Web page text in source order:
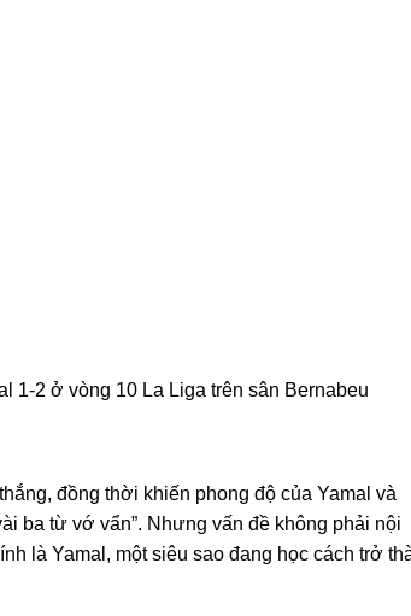
1-2 ở vòng 10 La Liga trên sân Bernabeu
đồng thời khiến phong độ của Yamal và
ba từ vớ vẩn”. Nhưng vấn đề không phải nội
là Yamal, một siêu sao đang học cách trở